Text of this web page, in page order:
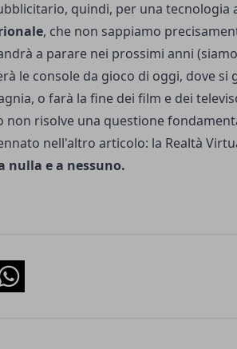
quindi, per una tecnologia
, che non sappiamo
a parare nei prossimi anni
le console da gioco di oggi, dove si
o farà la fine dei film e dei
non risolve una questione
nell'altro articolo: la Realtà
nulla e a nessuno.